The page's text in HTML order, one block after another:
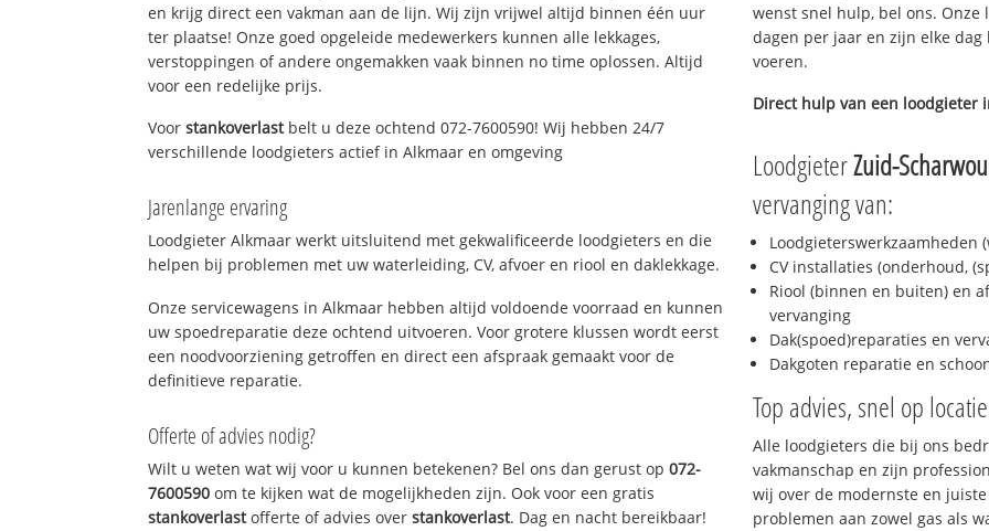
en krijg direct een vakman aan de lijn. Wij zijn vrijwel altijd binnen één uur
ter plaatse! Onze goed opgeleide medewerkers kunnen alle lekkages,
verstoppingen of andere ongemakken vaak binnen no time oplossen. Altijd
voor een redelijke prijs.
Voorstankoverlastbelt u deze ochtend 072-7600590! Wij hebben 24/7
verschillende loodgieters actief in Alkmaar en omgeving
Jarenlange ervaring
Loodgieter Alkmaar werkt uitsluitend met gekwalificeerde loodgieters en die
helpen bij problemen met uw waterleiding, CV, afvoer en riool en daklekkage.
Onze servicewagens in Alkmaar hebben altijd voldoende voorraad en kunnen
uw spoedreparatie deze ochtend uitvoeren. Voor grotere klussen wordt eerst
een noodvoorziening getroffen en direct een afspraak gemaakt voor de
definitieve reparatie.
Offerte of advies nodig?
Wilt u weten wat wij voor u kunnen betekenen? Bel ons dan gerust op072-
7600590 om te kijken wat de mogelijkheden zijn. Ook voor een gratis
stankoverlastofferte of advies overstankoverlast. Dag en nacht bereikbaar!
wenst snel hulp, bel ons. Onze
dagen per jaar en zijn elke
voeren.
Direct hulp van een loodgieter
LoodgieterZuid-
vervanging van:
Loodgieterswerkzaamheden
CV installaties (onderhoud,
Riool (binnen en buiten) en
vervanging
Dak(spoed)reparaties en
Dakgoten reparatie en
Top advies, snel op
Alle loodgieters die bij ons
vakmanschap en zijn
wij over de modernste en
problemen aan zowel gas als